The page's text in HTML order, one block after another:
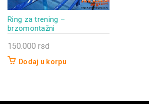
Ring za trening –
brzomontažni
150.000 rsd
Dodaj u korpu